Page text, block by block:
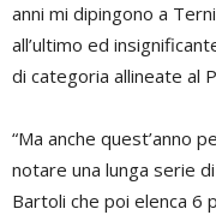
anni mi dipingono a
all’ultimo ed
di categoria allineate al
“Ma anche quest’anno
notare una lunga serie
Bartoli che poi elenca 6